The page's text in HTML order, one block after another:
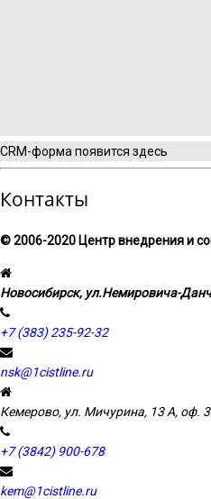
CRM-форма появится здесь
Контакты
© 2006-2020 Центр внедрения и
Новосибирск, ул.​Немировича-
+7 (383) 235-92-32
nsk@1cistline.ru
Кемерово, ул. Мичурина, 13 А, оф.
+7 (3842) 900-678
kem@1cistline.ru